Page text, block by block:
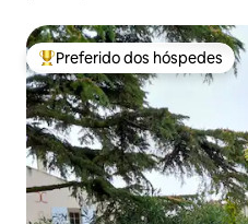
Entre os melhores preferidos
Preferido dos hóspedes